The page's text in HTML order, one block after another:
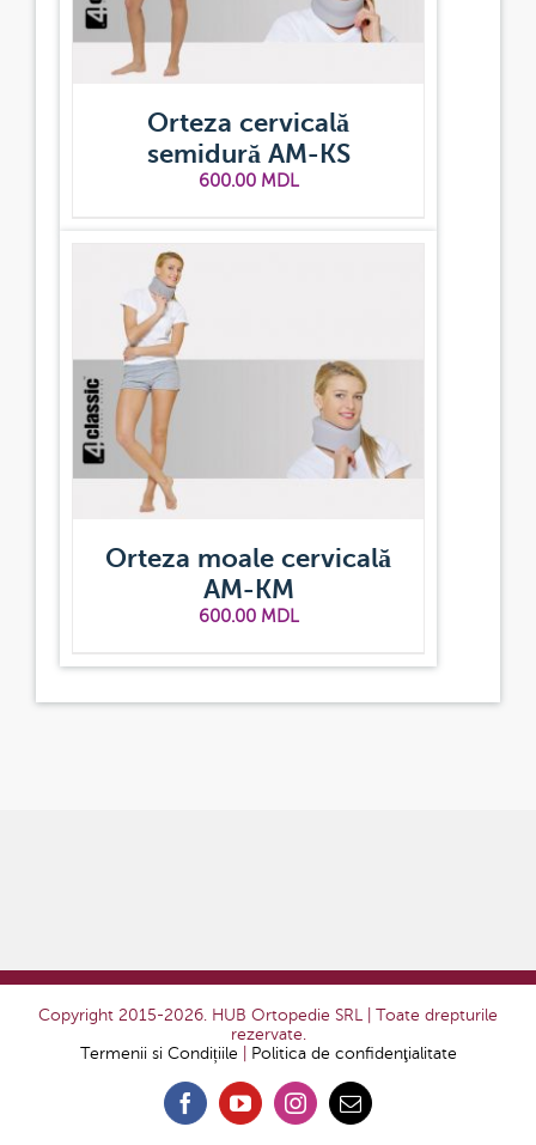
Orteza cervicală
semidură AM-KS
600.00 MDL
Orteza moale cervicală
AM-KM
600.00 MDL
Copyright 2015-2026. HUB Ortopedie SRL | Toate drepturile
rezervate.
Termenii si Condițiile
Politica de confidenţialitate
FacebookYouTubeInstagram
E-